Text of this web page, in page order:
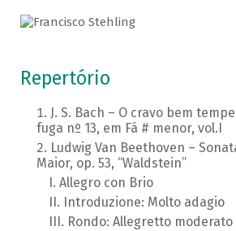
Repertório
J. S. Bach – O cravo bem
fuga nº 13, em Fá # menor, vol.I
Ludwig Van Beethoven –
Maior, op. 53, “Waldstein”
Allegro con Brio
Introduzione: Molto adagio
Rondo: Allegretto